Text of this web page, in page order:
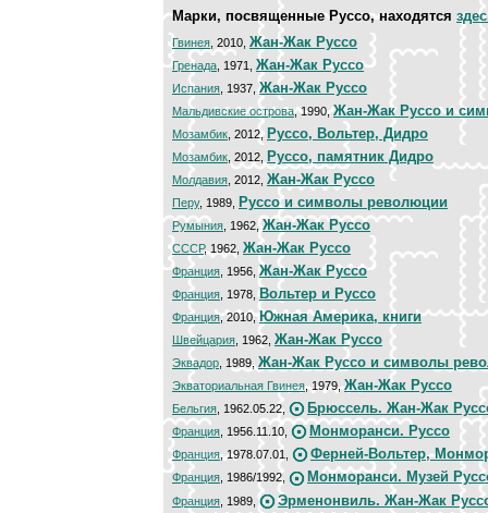
Марки, посвященные Руссо, находятся
Гвинея , 2010, Жан-Жак Руссо
Гренада , 1971, Жан-Жак Руссо
Испания , 1937,Жан-Жак Руссо
Мальдивские острова, 1990,Жан-Жак Руссо и
Мозамбик , 2012, Руссо, Вольтер, Дидро
Мозамбик , 2012, Руссо, памятник Дидро
Молдавия , 2012, Жан-Жак Руссо
Перу, 1989, Руссо и символы революции
Румыния , 1962,Жан-Жак Руссо
СССР, 1962, Жан-Жак Руссо
Франция , 1956, Жан-Жак Руссо
Франция , 1978, Вольтер и Руссо
Франция, 2010, Южная Америка, книги
Швейцария , 1962, Жан-Жак Руссо
Эквадор , 1989, Жан-Жак Руссо и символы
Экваториальная Гвинея, 1979,Жан-Жак Руссо
Бельгия , 1962.05.22, Брюссель. Жан-Жак
Франция , 1956.11.10, Монморанси. Руссо
Франция, 1978.07.01, Ферней-Вольтер,
Франция , 1986/1992, Монморанси. Музей
Франция , 1989, Эрменонвиль. Жан-Жак